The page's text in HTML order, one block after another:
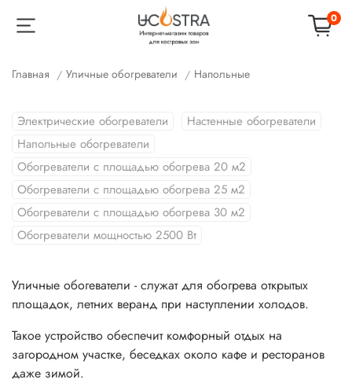
0
Главная Уличные обогреватели Напольные
Электрические обогреватели
Настенные обогреватели
Напольные обогреватели
Обогреватели с площадью обогрева 20 м2
Обогреватели с площадью обогрева 25 м2
Обогреватели с площадью обогрева 30 м2
Обогреватели мощностью 2500 Вт
Уличные обогеватели - служат для обогрева открытых
площадок, летних веранд при наступлении холодов.
Такое устройство обеспечит комфорный отдых на
загородном участке, беседках около кафе и ресторанов
даже зимой.